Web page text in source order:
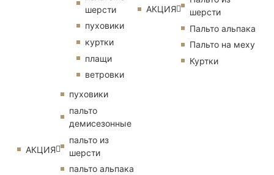
шерсти
пуховики
куртки
плащи
ветровки
АКЦИЯ
пуховики
пальто
демисезонные
пальто из
шерсти
пальто альпака
АКЦИЯ
шерсти
Пальто альпака
Пальто на меху
Куртки